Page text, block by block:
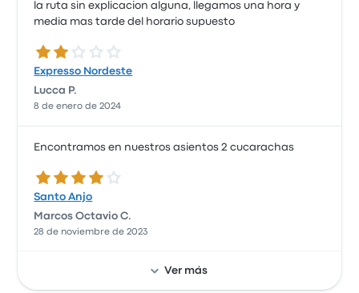
la ruta sin explicacion alguna, llegamos una hora y
media mas tarde del horario supuesto
2.0 de 5 estrellas
Expresso Nordeste
Lucca P.
8 de enero de 2024
Encontramos en nuestros asientos 2 cucarachas
4.0 de 5 estrellas
Santo Anjo
Marcos Octavio C.
28 de noviembre de 2023
Ver más